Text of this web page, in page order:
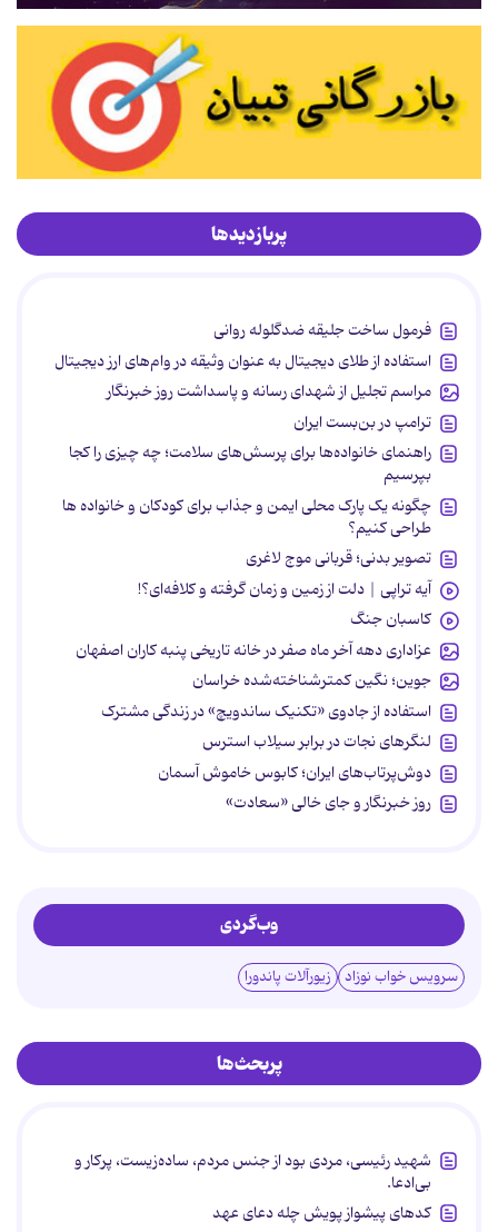
پربازدیدها
فرمول ساخت جلیقه ضدگلوله روانی
استفاده از طلای دیجیتال به عنوان وثیقه در وام‌های ارز دیجیتال
مراسم تجلیل از شهدای رسانه و پاسداشت روز خبرنگار
ترامپ در بن‌بست ایران
راهنمای خانواده‌ها برای پرسش‌های سلامت؛ چه چیزی را کجا
بپرسیم
چگونه یک پارک محلی ایمن و جذاب برای کودکان و خانواده ها
طراحی کنیم؟
تصویر بدنی؛ قربانی موج لاغری
آیه تراپی | دلت از زمین و زمان گرفته و کلافه‌ای؟!
کاسبان جنگ
عزاداری دهه آخر ماه صفر در خانه تاریخی پنبه کاران اصفهان
جوین؛ نگین کمترشناخته‌شده خراسان
استفاده از جادوی «تکنیک ساندویچ» در زندگی مشترک
لنگرهای نجات در برابر سیلاب استرس
دوش‌پرتاب‌های ایران؛ کابوس خاموش آسمان
روز خبرنگار و جای خالی «سعادت»
وب‌گردی
سرویس خواب نوزاد زیورآلات پاندورا
پربحث‌ها
شهید رئیسی، مردی بود از جنس مردم، ساده‌زیست، پرکار و
بی‌ادعا.
کدهای پیشواز پویش چله دعای عهد